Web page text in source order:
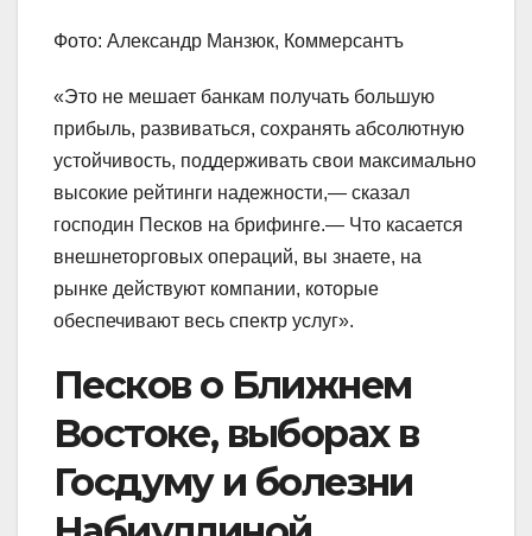
Фото: Александр Манзюк, Коммерсантъ
«Это не мешает банкам получать большую
прибыль, развиваться, сохранять абсолютную
устойчивость, поддерживать свои максимально
высокие рейтинги надежности,— сказал
господин Песков на брифинге.— Что касается
внешнеторговых операций, вы знаете, на
рынке действуют компании, которые
обеспечивают весь спектр услуг».
Песков о Ближнем
Востоке, выборах в
Госдуму и болезни